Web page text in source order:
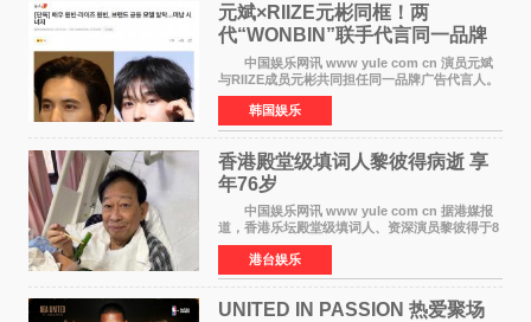
元斌×RIIZE元彬同框！两
代“WONBIN”联手代言同一品牌
颜值天花板合体
中国娱乐网讯 www yule com cn 演员元斌
与RIIZE成员元彬共同担任同一品牌广告代言人。
6日据独家报道，继演员元斌之后，RIIZE元彬最
近也被选为某在线中介平台A公司的共同广告代言
人，两人将作
韩国娱乐
香港殿堂级填词人黎彼得病逝 享
年76岁​
中国娱乐网讯 www yule com cn 据港媒报
道，香港乐坛殿堂级填词人、资深演员黎彼得于8
月5日上午因病离世，终年76岁。好友钟志光透
露，黎彼得今年3月中风后便卧床休养，身体机能
持续衰退，最
港台娱乐
UNITED IN PASSION 热爱聚场